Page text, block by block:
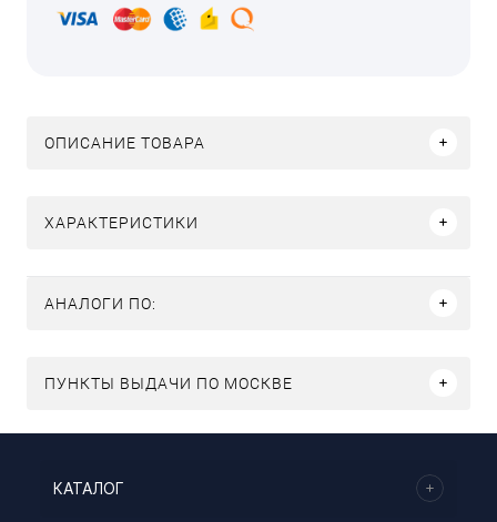
ОПИСАНИЕ ТОВАРА
ХАРАКТЕРИСТИКИ
АНАЛОГИ ПО:
ПУНКТЫ ВЫДАЧИ ПО МОСКВЕ
КАТАЛОГ